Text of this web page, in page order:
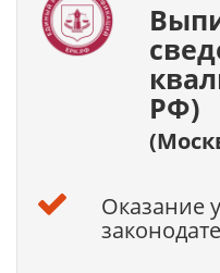
РФ)
Оказание